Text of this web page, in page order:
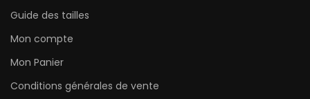
Guide des tailles
Mon compte
Mon Panier
Conditions générales de vente